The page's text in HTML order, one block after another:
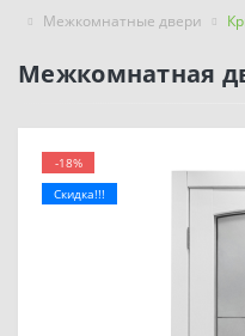
Межкомнатные двери
Межкомнатная
-18%
Скидка!!!